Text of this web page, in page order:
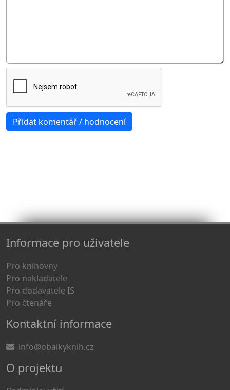
Informace pro uživatele
Pro knihovny
Pro nakladatele
Pro dodavatele IS
Pro čtenáře
Kontaktní informace
info@obalkyknih.cz
O projektu